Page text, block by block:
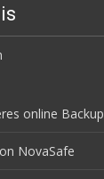
online Backup
NovaSafe